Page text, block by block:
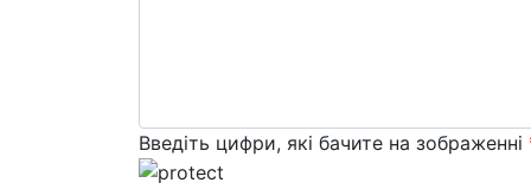
Введіть цифри, які бачите на зображенні